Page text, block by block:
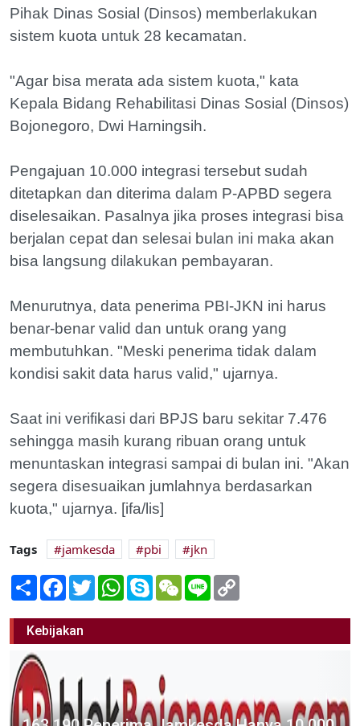
Pihak Dinas Sosial (Dinsos) memberlakukan
sistem kuota untuk 28 kecamatan.
"Agar bisa merata ada sistem kuota," kata
Kepala Bidang Rehabilitasi Dinas Sosial (Dinsos)
Bojonegoro, Dwi Harningsih.
Pengajuan 10.000 integrasi tersebut sudah
ditetapkan dan diterima dalam P-APBD segera
diselesaikan. Pasalnya jika proses integrasi bisa
berjalan cepat dan selesai bulan ini maka akan
bisa langsung dilakukan pembayaran.
Menurutnya, data penerima PBI-JKN ini harus
benar-benar valid dan untuk orang yang
membutuhkan. "Meski penerima tidak dalam
kondisi sakit data harus valid," ujarnya.
Saat ini verifikasi dari BPJS baru sekitar 7.476
sehingga masih kurang ribuan orang untuk
menuntaskan integrasi sampai di bulan ini. "Akan
segera disesuaikan jumlahnya berdasarkan
kuota," ujarnya. [ifa/lis]
Tags jamkesda pbi
jkn
Share Facebook
TwitterWhatsApp
SkypeWeChatLine
Kebijakan